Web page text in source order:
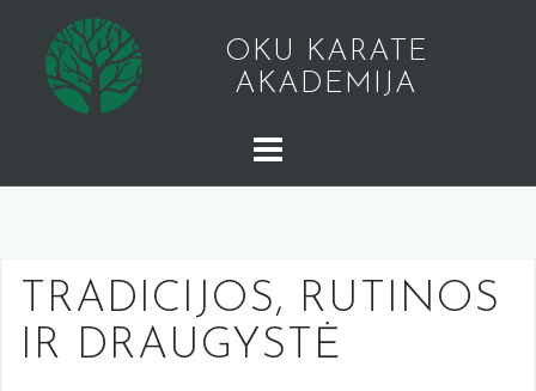
content
OKU KARATE
AKADEMIJA
TRADICIJOS, RUTINOS
IR DRAUGYSTĖ